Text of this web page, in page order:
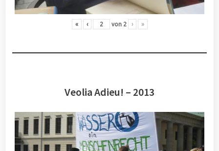
« ‹ von 2 › »
Veolia Adieu! – 2013